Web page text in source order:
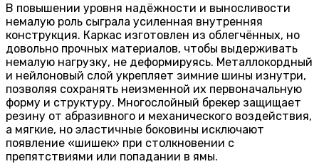
В повышении уровня надёжности и выносливости
немалую роль сыграла усиленная внутренняя
конструкция. Каркас изготовлен из облегчённых, но
довольно прочных материалов, чтобы выдерживать
немалую нагрузку, не деформируясь. Металлокордный
и нейлоновый слой укрепляет зимние шины изнутри,
позволяя сохранять неизменной их первоначальную
форму и структуру. Многослойный брекер защищает
резину от абразивного и механического воздействия,
а мягкие, но эластичные боковины исключают
появление «шишек» при столкновении с
препятствиями или попадании в ямы.